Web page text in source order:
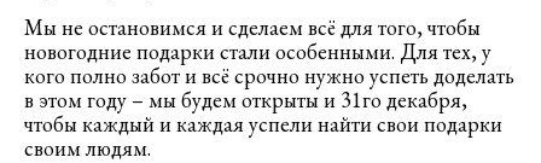
Мы не остановимся и сделаем всё для того, чтобы
новогодние подарки стали особенными. Для тех, у
кого полно забот и всё срочно нужно успеть доделать
в этом году – мы будем открыты и 31го декабря,
чтобы каждый и каждая успели найти свои подарки
своим людям.